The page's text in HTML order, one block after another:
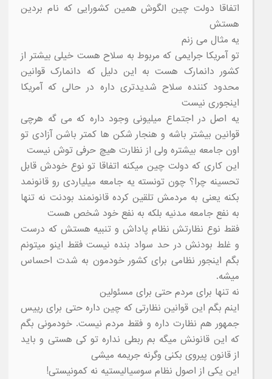
اتفاقا دولت چین الگوش همین کشورایی که نام بردین
هستش
یه مثال می زنم
تو آمریکا جرایمی که مربوط به سلاح هست خیلی بیشتر از
کشور دانمارک هست به این دلیل که دانمارک قوانین
محدود کننده سلاح شدیدتری داره در حالی که آمریکا
اینجوری نیست
یه اصل در اجتماع میلیونی وجود داره که می گه هرچی
قوانین بیشتر باشه و هنجار شکن ها کمتر باشن آزادی تو
اون جامعه بیشتره ولی از نظارت هیچ حرفی توش نیست
این کاری که دولت چین میکنه اتفاقا تو نوع خودش قابل
تحسینه چرا؟ چون تونسته یه جامعه میلیاردی رو قانونمد
بکنه یعنی به مردمش تلقین کرده قانونمند بودنت نه تنها
به نفع جامعه مدنیه بلکه به نفع خود شخص هست
فقط نوع نظارتش نظام پاداش و تنبیه هستش که درست
و غلط بودنش در حد سواد بنده نیست فقط اینو میتونم
بگم اینجور نظامی برای کشور خودمون به شدت احساس
میشه.
نه تنها برای مردم حتی برای مسئولین
اینم بگم این قوانین نظارتی که چین داره حتی برای رییس
جمهور هم نظارت داره و فقط مردم نیست. خودمونی بگم
که این قانونش میگه بم ربطی نداره تو کی هستی و باید
از قانون پیروی بکنی وگرنه جریمه میشی
این یکی از اصول نظام سوسیالیستیه نه کمونیستی!